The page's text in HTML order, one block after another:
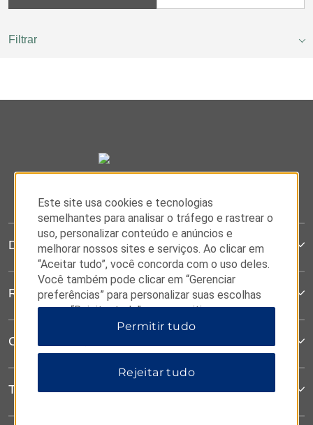
Filtrar
Dazzler
Reservas
Contato
Termos & Políticas
Este site usa cookies e tecnologias
semelhantes para analisar o tráfego e rastrear o
uso, personalizar conteúdo e anúncios e
melhorar nossos sites e serviços. Ao clicar em
“Aceitar tudo”, você concorda com o uso deles.
Você também pode clicar em “Gerenciar
preferências” para personalizar suas escolhas
ou em “Rejeitar tudo” para permitir apenas
cookies essenciais. Para obter informações
Permitir tudo
Rejeitar tudo